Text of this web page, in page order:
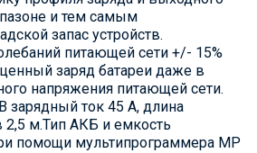
и тем самым
запас устройств.
питающей сети +/- 15%
заряд батареи даже в
напряжения питающей сети.
зарядный ток 45 А, длина
м.Тип АКБ и емкость
помощи мультипрограммера MP